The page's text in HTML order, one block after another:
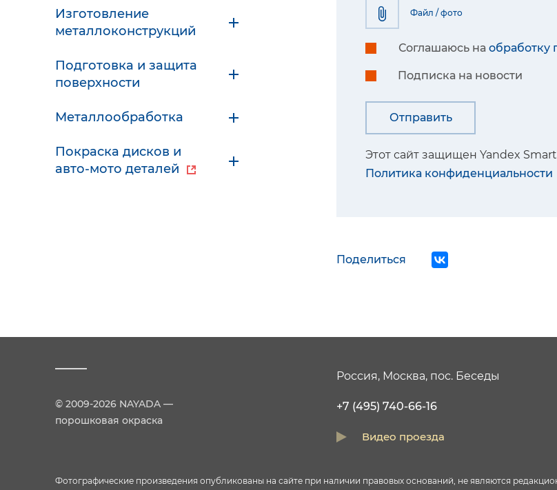
Изготовление
металлоконструкций
Подготовка и защита
поверхности
Металлообработка
Покраска дисков и
авто-мото деталей
Файл / фото
Соглашаюсь на обработку
Подписка на новости
Этот сайт защищен Yandex
Политика конфиденциальности
Поделиться
© 2009-2026 NAYADA —
порошковая окраска
Россия, Москва, пос. Беседы
+7 (495) 740-66-16
Видео проезда
Фотографические произведения опубликованы на сайте при наличии правовых оснований, не являются